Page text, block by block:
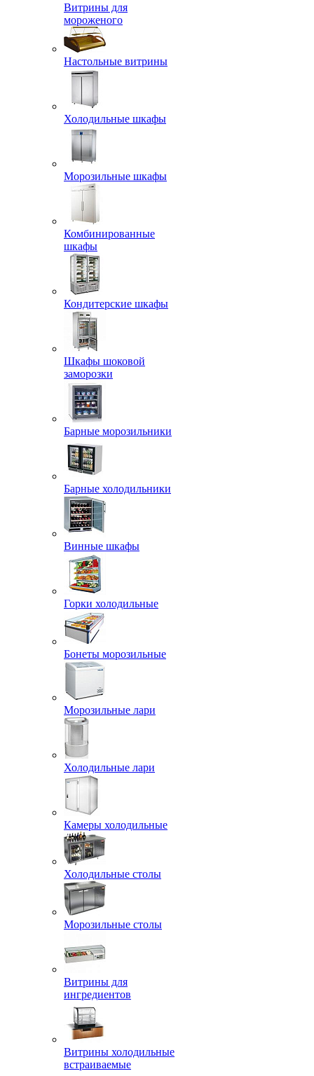
Витрины для
мороженого
Настольные витрины
Холодильные шкафы
Морозильные шкафы
Комбинированные
шкафы
Кондитерские шкафы
Шкафы шоковой
заморозки
Барные морозильники
Барные холодильники
Винные шкафы
Горки холодильные
Бонеты морозильные
Морозильные лари
Холодильные лари
Камеры холодильные
Холодильные столы
Морозильные столы
Витрины для
ингредиентов
Витрины холодильные
встраиваемые